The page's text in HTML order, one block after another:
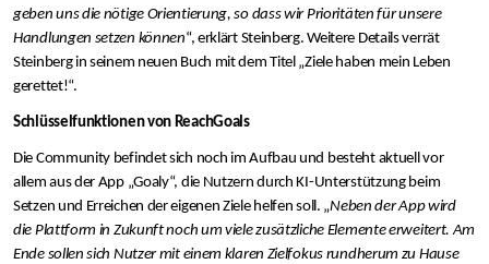
geben uns die nötige Orientierung, so dass wir Prioritäten für unsere
Handlungen setzen können“, erklärt Steinberg. Weitere Details verrät
Steinberg in seinem neuen Buch mit dem Titel „Ziele haben mein Leben
gerettet!“.
Schlüsselfunktionen von ReachGoals
Die Community befindet sich noch im Aufbau und besteht aktuell vor
allem aus der App „Goaly“, die Nutzern durch KI-Unterstützung beim
Setzen und Erreichen der eigenen Ziele helfen soll. „Neben der App wird
die Plattform in Zukunft noch um viele zusätzliche Elemente erweitert. Am
Ende sollen sich Nutzer mit einem klaren Zielfokus rundherum zu Hause